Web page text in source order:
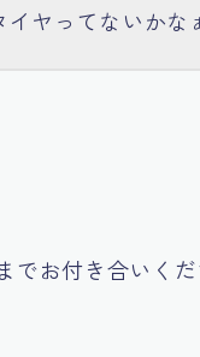
ヤってないかな
お付き合いくだ